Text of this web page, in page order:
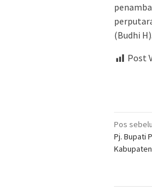
(Budhi H).
Post
pos
Pos
Pj. Bupati